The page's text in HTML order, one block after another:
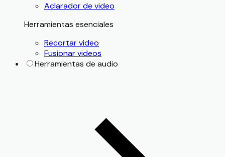
Aclarador de video
Herramientas esenciales
Recortar video
Fusionar videos
Herramientas de audio